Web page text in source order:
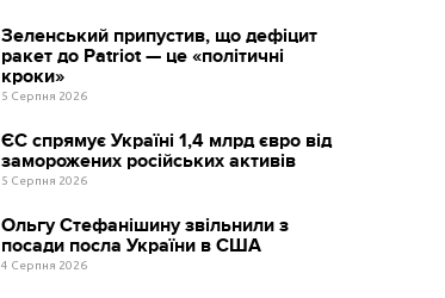
Зеленський припустив, що дефіцит
ракет до Patriot — це «політичні
кроки»
5 Серпня 2026
ЄС спрямує Україні 1,4 млрд євро від
заморожених російських активів
5 Серпня 2026
Ольгу Стефанішину звільнили з
посади посла України в США
4 Серпня 2026